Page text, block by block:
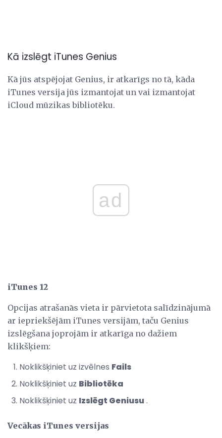
Kā izslēgt iTunes Genius
Kā jūs atspējojat Genius, ir atkarīgs no tā, kāda
iTunes versija jūs izmantojat un vai izmantojat
iCloud mūzikas bibliotēku.
ad
iTunes 12
Opcijas atrašanās vieta ir pārvietota salīdzinājumā
ar iepriekšējām iTunes versijām, taču Genius
izslēgšana joprojām ir atkarīga no dažiem
klikšķiem:
Noklikšķiniet uz izvēlnes Fails
Noklikšķiniet uz Bibliotēka
Noklikšķiniet uz Izslēgt Geniusu.
Vecākas iTunes versijas